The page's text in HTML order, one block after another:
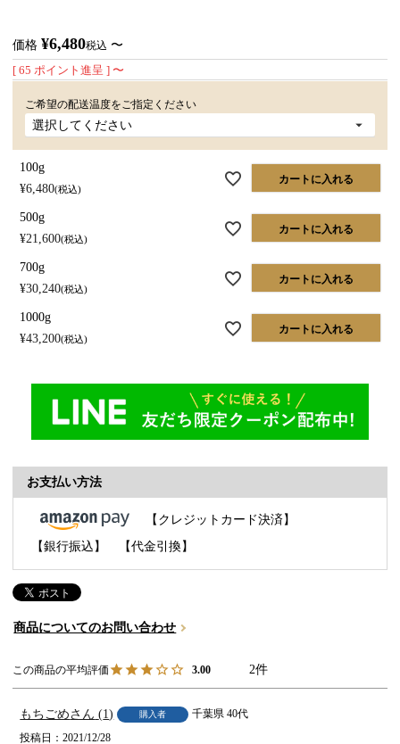
価格 ¥6,480税込 〜
[ 65 ポイント進呈 ] 〜
ご希望の配送温度をご指定ください
100g
¥6,480 税込
カートに入れる
500g
¥21,600 税込
カートに入れる
700g
¥30,240 税込
カートに入れる
1000g
¥43,200 税込
カートに入れる
お支払い方法
【クレジットカード決済】
【銀行振込】
【代金引換】
商品についてのお問い合わせ
3.00 2
もちごめ 1 購入者 千葉県 40代
投稿日
2021/12/28